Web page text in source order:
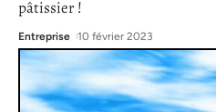
pâtissier !
Entreprise 10 février 2023